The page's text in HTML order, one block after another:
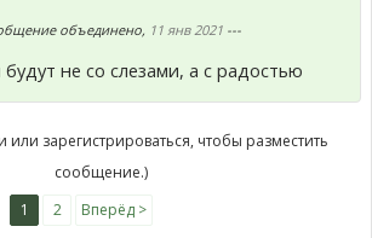
объединено, 11 янв 2021 ---
не со слезами, а с радостью
зарегистрироваться, чтобы разместить
сообщение.)
1
2 Вперёд >